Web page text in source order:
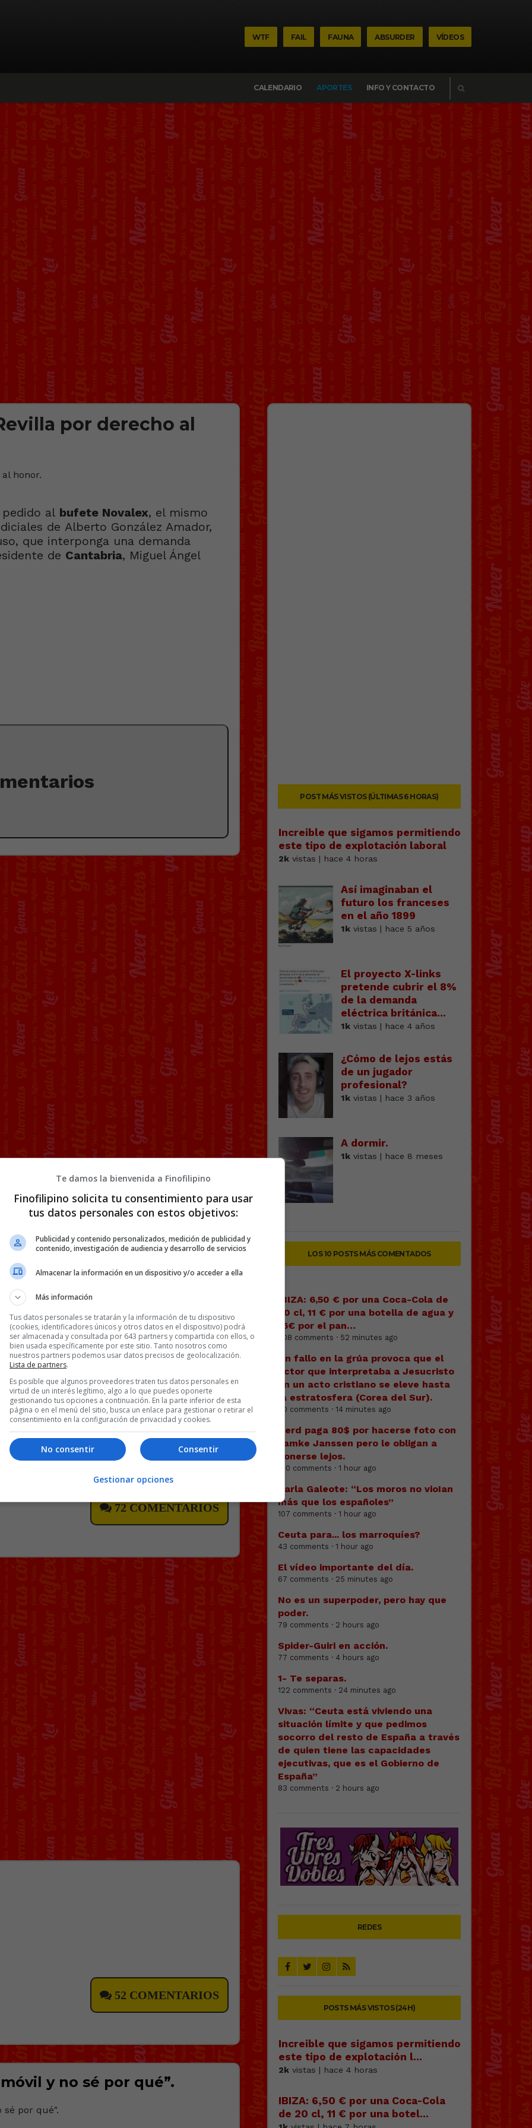
WTF FAIL FAUNA ABSURDER VÍDEOS
BUSCAR
CALENDARIO
APORTES INFO Y CONTACTO
por derecho al
pedido al bufete Novalex, el mismo
de Alberto González Amador,
que interponga una demanda
de Cantabria, Miguel Ángel
no figuran en ese 50%.
años se asienta. El ejercicio 2023
de mujeres cometidos por
terminó con el 36,2%, y el primer
con tres de seis feminicidios
fuera de España, el 50%. Esto
la mitad de los ases¡natos de
el 13,4% de la población. O, en
ases¡natos de mujeres perpetrados
en proporción a los cometidos
72 COMENTARIOS
52 COMENTARIOS
y no sé por qué”.
POST MÁS VISTOS (ÚLTIMAS 6 HORAS)
Increible que sigamos permitiendo
este tipo de explotación laboral
2kvistas | hace 4 horas
Así imaginaban el
futuro los franceses
en el año 1899
1kvistas | hace 5 años
El proyecto X-links
pretende cubrir el 8%
de la demanda
eléctrica británica...
1kvistas | hace 4 años
¿Cómo de lejos estás
de un jugador
profesional?
1kvistas | hace 3 años
A dormir.
1kvistas | hace 8 meses
LOS 10 POSTS MÁS COMENTADOS
IBIZA: 6,50 € por una Coca-Cola de
20 cl, 11 € por una botella de agua y
16€ por el pan…
208 comments · 52 minutes ago
Un fallo en la grúa provoca que el
actor que interpretaba a Jesucristo
en un acto cristiano se eleve hasta
la estratosfera (Corea del Sur).
80 comments · 14 minutes ago
Nerd paga 80$ por hacerse foto con
Famke Janssen pero le obligan a
ponerse lejos.
140 comments · 1 hour ago
Carla Galeote: “Los moros no vioIan
más que los españoles”
107 comments · 1 hour ago
Ceuta para... los marroquíes?
43 comments · 1 hour ago
El vídeo importante del día.
67 comments · 25 minutes ago
No es un superpoder, pero hay que
poder.
79 comments · 2 hours ago
Spider-Guiri en acción.
77 comments · 4 hours ago
1- Te separas.
122 comments · 24 minutes ago
Vivas: “Ceuta está viviendo una
situación límite y que pedimos
socorro del resto de España a través
de quien tiene las capacidades
ejecutivas, que es el Gobierno de
España”
83 comments · 2 hours ago
REDES
POSTS MÁS VISTOS (24H)
Increible que sigamos permitiendo
este tipo de explotación l...
2kvistas | hace 4 horas
IBIZA: 6,50 € por una Coca-Cola
de 20 cl, 11 € por una botel...
Te damos la bienvenida a Finofilipino
Finofilipino solicita tu consentimiento para usar
tus datos personales con estos objetivos:
Publicidad y contenido personalizados, medición de publicidad y
contenido, investigación de audiencia y desarrollo de servicios
Almacenar la información en un dispositivo y/o acceder a ella
Más información
Tus datos personales se tratarán y la información de tu dispositivo
(cookies, identificadores únicos y otros datos en el dispositivo) podrá
ser almacenada y consultada por 643 partners y compartida con ellos, o
bien usada específicamente por este sitio. Tanto nosotros como
nuestros partners podemos usar datos precisos de geolocalización.
Lista de partners.
Es posible que algunos proveedores traten tus datos personales en
virtud de un interés legítimo, algo a lo que puedes oponerte
gestionando tus opciones a continuación. En la parte inferior de esta
página o en el menú del sitio, busca un enlace para gestionar o retirar el
consentimiento en la configuración de privacidad y cookies.
Consentir
No consentir
Gestionar opciones